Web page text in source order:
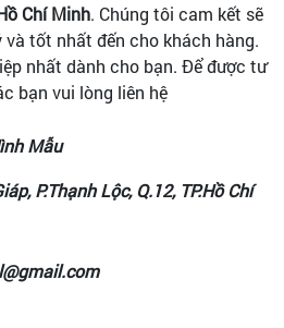
Chí Minh. Chúng tôi cam kết sẽ
tốt nhất đến cho khách hàng.
nhất dành cho bạn. Để được tư
bạn vui lòng liên hệ
Mẫu
P.Thạnh Lộc, Q.12, TP.Hồ Chí